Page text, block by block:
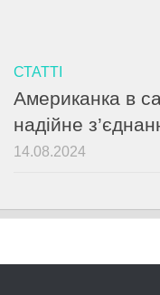
СТАТТІ
Американка в
надійне
14.08.2024